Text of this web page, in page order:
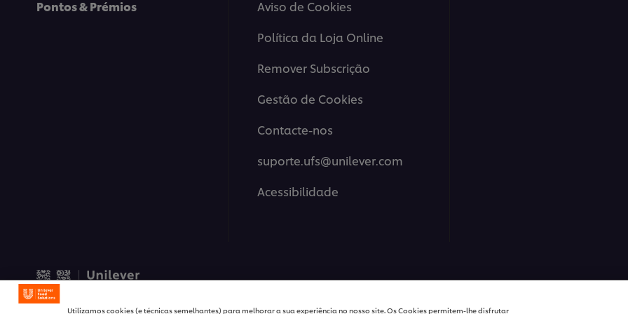
Pontos & Prémios
Aviso de Cookies
Política da Loja Online
Remover Subscrição
Gestão de Cookies
Contacte-nos
suporte.ufs@unilever.com
Acessibilidade
Utilizamos cookies (e técnicas semelhantes) para melhorar a sua experiência no nosso site. Os Cookies permitem-lhe disfrutar